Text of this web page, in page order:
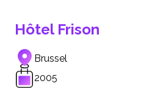
Hôtel Frison
Brussel
2005